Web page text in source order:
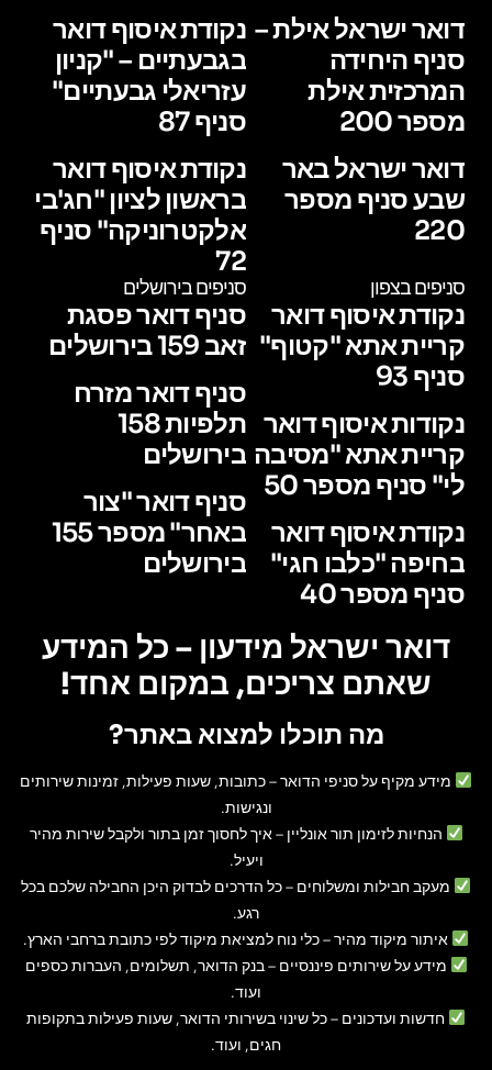
דואר ישראל אילת –
סניף היחידה
המרכזית אילת
מספר 200
דואר ישראל באר
שבע סניף מספר
220
נקודת איסוף דואר
בגבעתיים – "קניון
עזריאלי גבעתיים"
סניף 87
נקודת איסוף דואר
בראשון לציון "חג'בי
אלקטרוניקה" סניף
72
סניפים בצפון
נקודת איסוף דואר
קריית אתא "קטוף"
סניף 93
נקודות איסוף דואר
קריית אתא "מסיבה
לי" סניף מספר 50
נקודת איסוף דואר
בחיפה "כלבו חגי"
סניף מספר 40
סניפים בירושלים
סניף דואר פסגת
זאב 159 בירושלים
סניף דואר מזרח
תלפיות 158
בירושלים
סניף דואר "צור
באחר" מספר 155
בירושלים
דואר ישראל מידעון – כל המידע
שאתם צריכים, במקום אחד!
מה תוכלו למצוא באתר?
מידע מקיף על סניפי הדואר– כתובות, שעות פעילות, זמינות שירותים
ונגישות.
הנחיות לזימון תור אונליין – איך לחסוך זמן בתור ולקבל שירות מהיר
ויעיל.
מעקב חבילות ומשלוחים – כל הדרכים לבדוק היכן החבילה שלכם בכל
רגע.
איתור מיקוד מהיר– כלי נוח למציאת מיקוד לפי כתובת ברחבי הארץ.
מידע על שירותים פיננסיים – בנק הדואר, תשלומים, העברות כספים
ועוד.
חדשות ועדכונים – כל שינוי בשירותי הדואר, שעות פעילות בתקופות
חגים, ועוד.